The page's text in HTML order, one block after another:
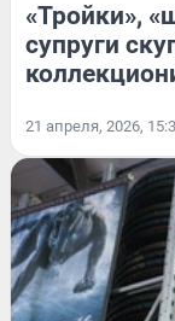
«Тройки»,
супруги
21 апреля, 2026,